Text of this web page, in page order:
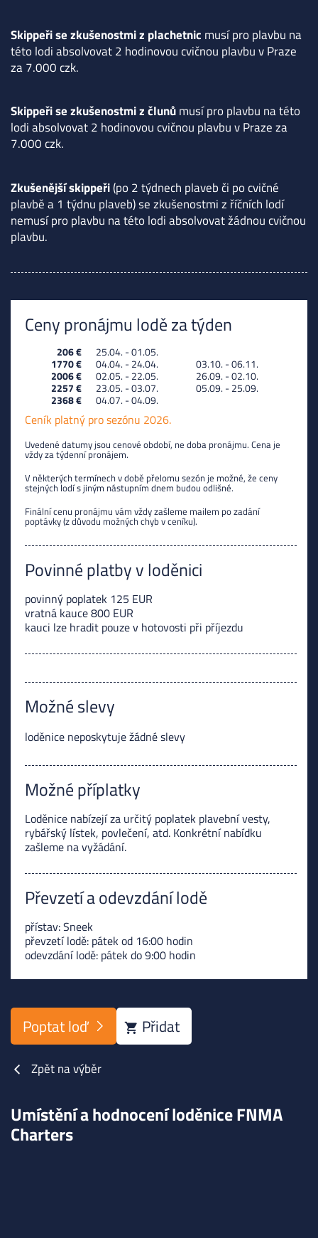
Skippeři se zkušenostmi z plachetnic musí pro plavbu na
této lodi absolvovat 2 hodinovou cvičnou plavbu v Praze
za 7.000 czk.
Skippeři se zkušenostmi z člunůmusí pro plavbu na této
lodi absolvovat 2 hodinovou cvičnou plavbu v Praze za
7.000 czk.
Zkušenější skippeři(po 2 týdnech plaveb či po cvičné
plavbě a 1 týdnu plaveb) se zkušenostmi z říčních lodí
nemusí pro plavbu na této lodi absolvovat žádnou cvičnou
plavbu.
Ceny pronájmu lodě za týden
206 €
25.04. - 01.05.
1770 €
04.04. - 24.04.
03.10. - 06.11.
2006 €
02.05. - 22.05.
26.09. - 02.10.
2257 €
23.05. - 03.07.
05.09. - 25.09.
2368 €
04.07. - 04.09.
Ceník platný pro sezónu 2026.
Uvedené datumy jsou cenové období, ne doba pronájmu. Cena je
vždy za týdenní pronájem.
V některých termínech v době přelomu sezón je možné, že ceny
stejných lodí s jiným nástupním dnem budou odlišné.
Finální cenu pronájmu vám vždy zašleme mailem po zadání
poptávky (z důvodu možných chyb v ceníku).
Povinné platby v loděnici
povinný poplatek 125 EUR
vratná kauce 800 EUR
kauci lze hradit pouze v hotovosti při příjezdu
Možné slevy
loděnice neposkytuje žádné slevy
Možné příplatky
Loděnice nabízejí za určitý poplatek plavební vesty,
rybářský lístek, povlečení, atd. Konkrétní nabídku
zašleme na vyžádání.
Převzetí a odevzdání lodě
přístav: Sneek
převzetí lodě: pátek od 16:00 hodin
odevzdání lodě: pátek do 9:00 hodin
Poptat loď Přidat
Zpět na výběr
Umístění a hodnocení loděnice FNMA
Charters